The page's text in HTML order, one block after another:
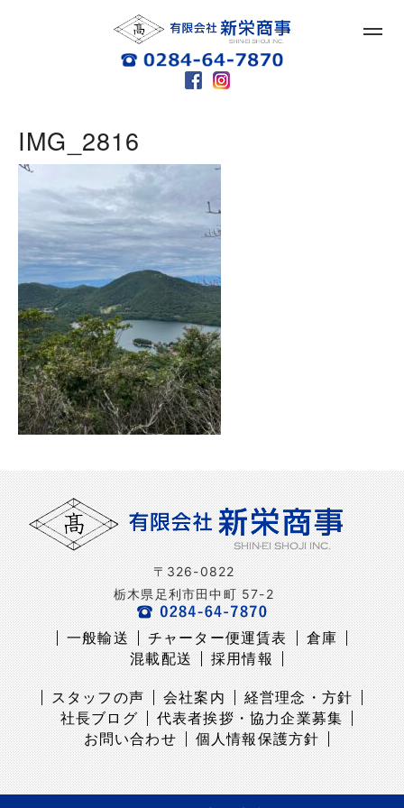
IMG_2816
〒326-0822
栃木県足利市田中町 57-2
一般輸送 チャーター便運賃表
倉庫
混載配送
採用情報
スタッフの声 会社案内
経営理念・方針
社長ブログ
代表者挨拶・協力企業募集
お問い合わせ
個人情報保護方針